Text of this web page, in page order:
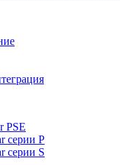
PSE
серии P
серии S